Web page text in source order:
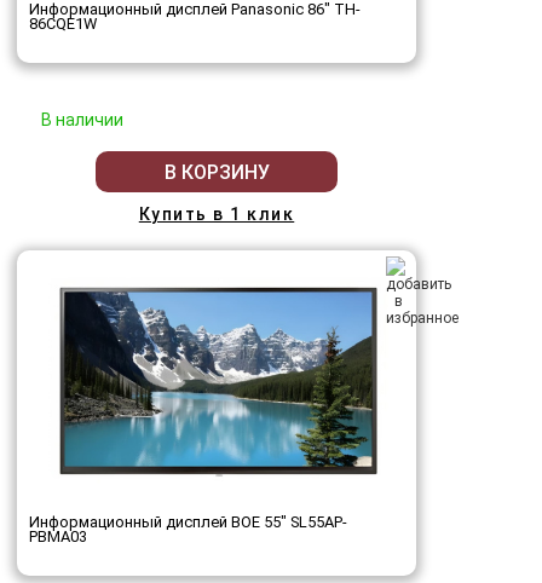
Информационный дисплей Panasonic 86" TH-
86CQE1W
В наличии
В КОРЗИНУ
Купить в 1 клик
Информационный дисплей BOE 55" SL55AP-
PBMA03